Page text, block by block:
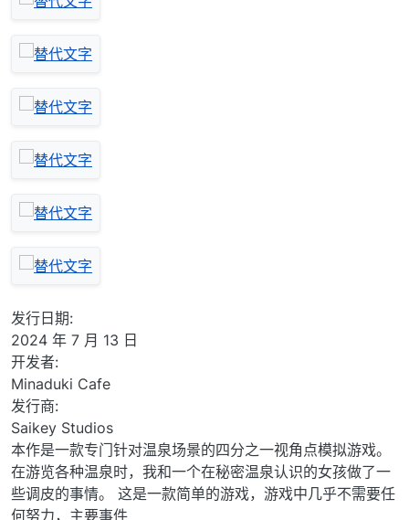
发行日期:
2024 年 7 月 13 日
开发者:
Minaduki Cafe
发行商:
Saikey Studios
本作是一款专门针对温泉场景的四分之一视角点模拟游戏。
在游览各种温泉时，我和一个在秘密温泉认识的女孩做了一
些调皮的事情。 这是一款简单的游戏，游戏中几乎不需要任
何努力，主要事件